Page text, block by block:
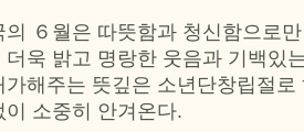
의 ６월은 따뜻함과 청신함으로
더욱 밝고 명랑한 웃음과 기백있
가해주는 뜻깊은 소년단창립절
이 소중히 안겨온다.